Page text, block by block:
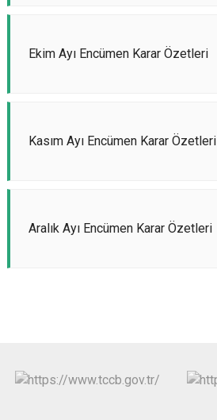
Ekim Ayı Encümen Karar Özetleri
Kasım Ayı Encümen Karar Özetleri
Aralık Ayı Encümen Karar Özetleri